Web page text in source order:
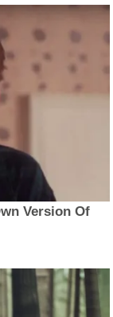
Version Of